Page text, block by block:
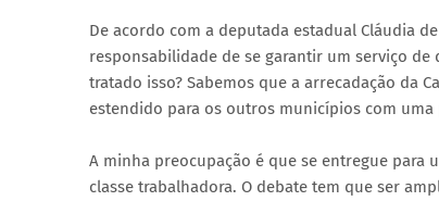
De acordo com a deputada estadual Cláudia
responsabilidade de se garantir um serviço
tratado isso? Sabemos que a arrecadação da
estendido para os outros municípios com uma
A minha preocupação é que se entregue para
classe trabalhadora. O debate tem que ser